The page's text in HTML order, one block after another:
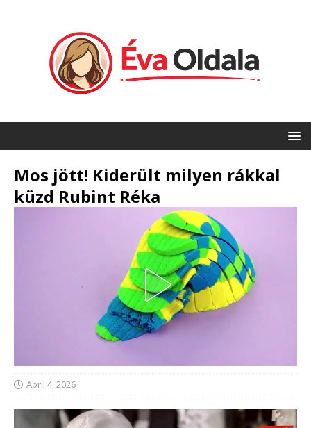
Mos jött! Kiderült milyen rákkal
küzd Rubint Réka
April 4, 2026